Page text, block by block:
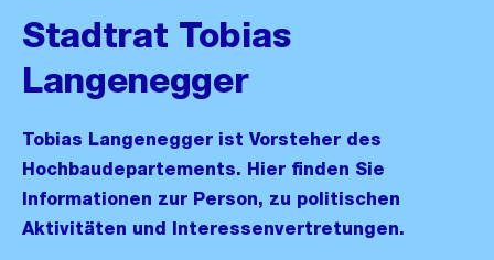
Stadtrat Tobias
Langenegger
Tobias Langenegger ist Vorsteher des
Hochbaudepartements. Hier finden Sie
Informationen zur Person, zu politischen
Aktivitäten und Interessenvertretungen.